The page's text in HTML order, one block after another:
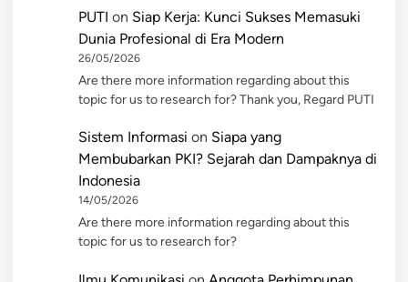
PUTI on Siap Kerja: Kunci Sukses Memasuki
Dunia Profesional di Era Modern
26/05/2026
Are there more information regarding about this
topic for us to research for? Thank you, Regard PUTI
Sistem Informasi on Siapa yang
Membubarkan PKI? Sejarah dan Dampaknya di
Indonesia
14/05/2026
Are there more information regarding about this
topic for us to research for?